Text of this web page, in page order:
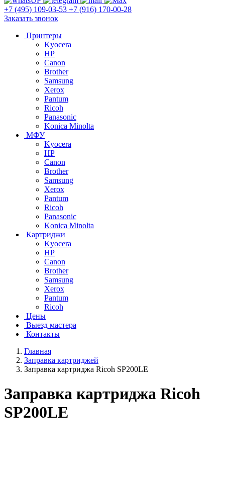
+7 (495) 109-03-53 +7 (916) 170-00-28
Заказать звонок
Принтеры
Kyocera
HP
Canon
Brother
Samsung
Xerox
Pantum
Ricoh
Panasonic
Konica Minolta
МФУ
Kyocera
HP
Canon
Brother
Samsung
Xerox
Pantum
Ricoh
Panasonic
Konica Minolta
Картриджи
Kyocera
HP
Canon
Brother
Samsung
Xerox
Pantum
Ricoh
Цены
Выезд мастера
Контакты
Главная
Заправка картриджей
Заправка картриджа Ricoh SP200LE
Заправка картриджа Ricoh
SP200LE